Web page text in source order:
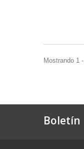
Mostrando 1
Boletín